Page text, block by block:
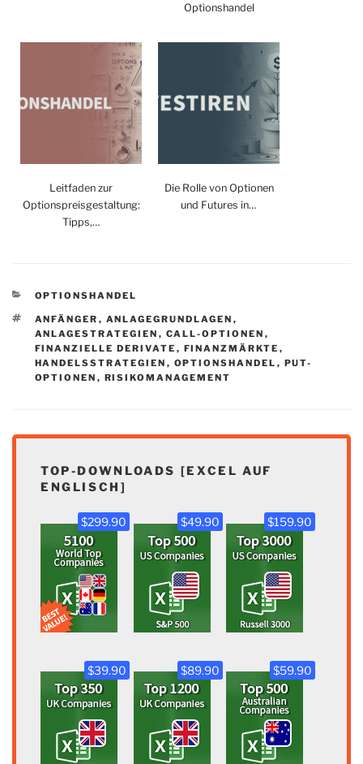
Optionshandel
Leitfaden zur
Optionspreisgestaltung:
Tipps,…
Die Rolle von Optionen
und Futures in…
KATEGORIEN
OPTIONSHANDEL
SCHLAGWÖRTER
ANFÄNGER , ANLAGEGRUNDLAGEN ,
ANLAGESTRATEGIEN , CALL-OPTIONEN ,
FINANZIELLE DERIVATE , FINANZMÄRKTE ,
HANDELSSTRATEGIEN , OPTIONSHANDEL , PUT-
OPTIONEN , RISIKOMANAGEMENT
TOP-DOWNLOADS [EXCEL AUF
ENGLISCH]
$299.90 $49.90 $159.90
$39.90 $89.90 $59.90